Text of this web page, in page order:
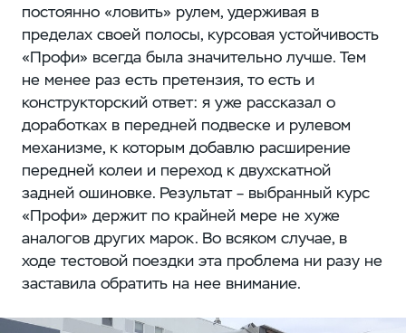
постоянно «ловить» рулем, удерживая в
пределах своей полосы, курсовая устойчивость
«Профи» всегда была значительно лучше. Тем
не менее раз есть претензия, то есть и
конструкторский ответ: я уже рассказал о
доработках в передней подвеске и рулевом
механизме, к которым добавлю расширение
передней колеи и переход к двухскатной
задней ошиновке. Результат – выбранный курс
«Профи» держит по крайней мере не хуже
аналогов других марок. Во всяком случае, в
ходе тестовой поездки эта проблема ни разу не
заставила обратить на нее внимание.